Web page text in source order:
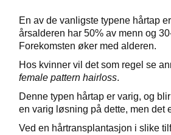
En av de vanligste typene hårtap
årsalderen har 50% av menn og
Forekomsten øker med alderen.
Hos kvinner vil det som regel se
female pattern hairloss.
Denne typen hårtap er varig, og
en varig løsning på dette, men det
Ved en hårtransplantasjon i slike